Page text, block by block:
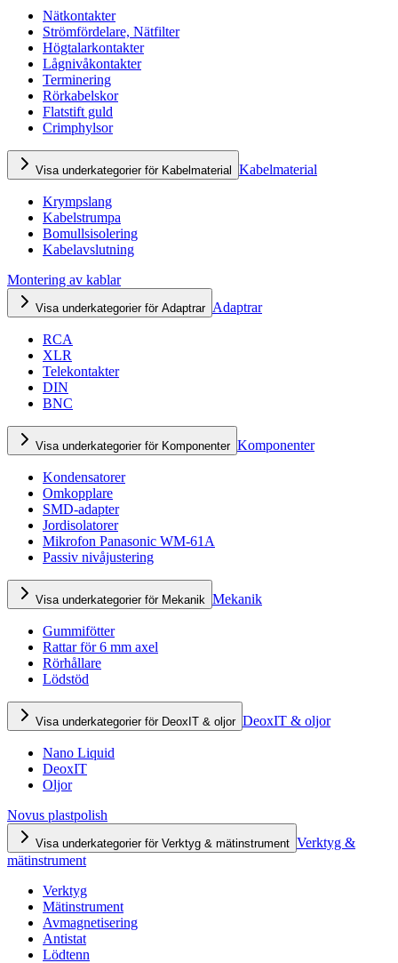
Nätkontakter
Strömfördelare, Nätfilter
Högtalarkontakter
Lågnivåkontakter
Terminering
Rörkabelskor
Flatstift guld
Crimphylsor
Visa underkategorier för Kabelmaterial Kabelmaterial
Krympslang
Kabelstrumpa
Bomullsisolering
Kabelavslutning
Montering av kablar
Visa underkategorier för Adaptrar Adaptrar
RCA
XLR
Telekontakter
DIN
BNC
Visa underkategorier för Komponenter Komponenter
Kondensatorer
Omkopplare
SMD-adapter
Jordisolatorer
Mikrofon Panasonic WM-61A
Passiv nivåjustering
Visa underkategorier för Mekanik Mekanik
Gummifötter
Rattar för 6 mm axel
Rörhållare
Lödstöd
Visa underkategorier för DeoxIT & oljor DeoxIT & oljor
Nano Liquid
DeoxIT
Oljor
Novus plastpolish
Visa underkategorier för Verktyg & mätinstrument Verktyg &
mätinstrument
Verktyg
Mätinstrument
Avmagnetisering
Antistat
Lödtenn